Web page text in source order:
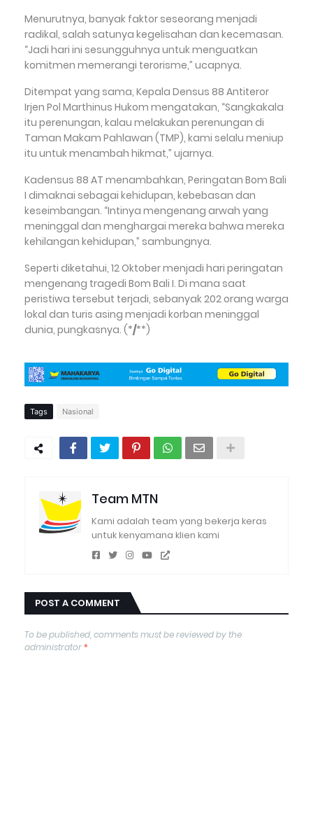
Menurutnya, banyak faktor seseorang menjadi
radikal, salah satunya kegelisahan dan kecemasan.
“Jadi hari ini sesungguhnya untuk menguatkan
komitmen memerangi terorisme,” ucapnya.
Ditempat yang sama, Kepala Densus 88 Antiteror
Irjen Pol Marthinus Hukom mengatakan, “Sangkakala
itu perenungan, kalau melakukan perenungan di
Taman Makam Pahlawan (TMP), kami selalu meniup
itu untuk menambah hikmat,” ujarnya.
Kadensus 88 AT menambahkan, Peringatan Bom Bali
I dimaknai sebagai kehidupan, kebebasan dan
keseimbangan. “Intinya mengenang arwah yang
meninggal dan menghargai mereka bahwa mereka
kehilangan kehidupan,” sambungnya.
Seperti diketahui, 12 Oktober menjadi hari peringatan
mengenang tragedi Bom Bali I. Di mana saat
peristiwa tersebut terjadi, sebanyak 202 orang warga
lokal dan turis asing menjadi korban meninggal
dunia, pungkasnya. (*/**)
Tags Nasional
Team MTN
Kami adalah team yang bekerja keras
untuk kenyamana klien kami
POST A COMMENT
To be published, comments must be reviewed by the
administrator*